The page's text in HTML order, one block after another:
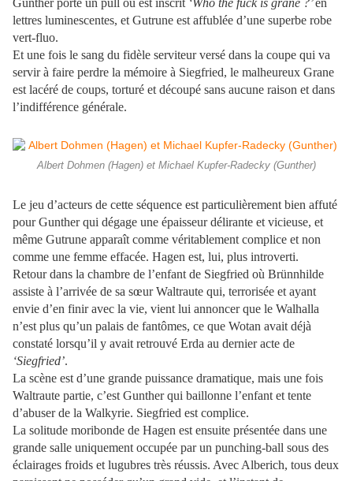
Gunther porte un pull où est inscrit ‘Who the fuck is grane ?’en
lettres luminescentes, et Gutrune est affublée d’une superbe robe
vert-fluo.
Et une fois le sang du fidèle serviteur versé dans la coupe qui va
servir à faire perdre la mémoire à Siegfried, le malheureux Grane
est lacéré de coups, torturé et découpé sans aucune raison et dans
l’indifférence générale.
Albert Dohmen (Hagen) et Michael Kupfer-Radecky (Gunther)
Le jeu d’acteurs de cette séquence est particulièrement bien affuté
pour Gunther qui dégage une épaisseur délirante et vicieuse, et
même Gutrune apparaît comme véritablement complice et non
comme une femme effacée. Hagen est, lui, plus introverti.
Retour dans la chambre de l’enfant de Siegfried où Brünnhilde
assiste à l’arrivée de sa sœur Waltraute qui, terrorisée et ayant
envie d’en finir avec la vie, vient lui annoncer que le Walhalla
n’est plus qu’un palais de fantômes, ce que Wotan avait déjà
constaté lorsqu’il y avait retrouvé Erda au dernier acte de
‘Siegfried’.
La scène est d’une grande puissance dramatique, mais une fois
Waltraute partie, c’est Gunther qui baillonne l’enfant et tente
d’abuser de la Walkyrie. Siegfried est complice.
La solitude moribonde de Hagen est ensuite présentée dans une
grande salle uniquement occupée par un punching-ball sous des
éclairages froids et lugubres très réussis. Avec Alberich, tous deux